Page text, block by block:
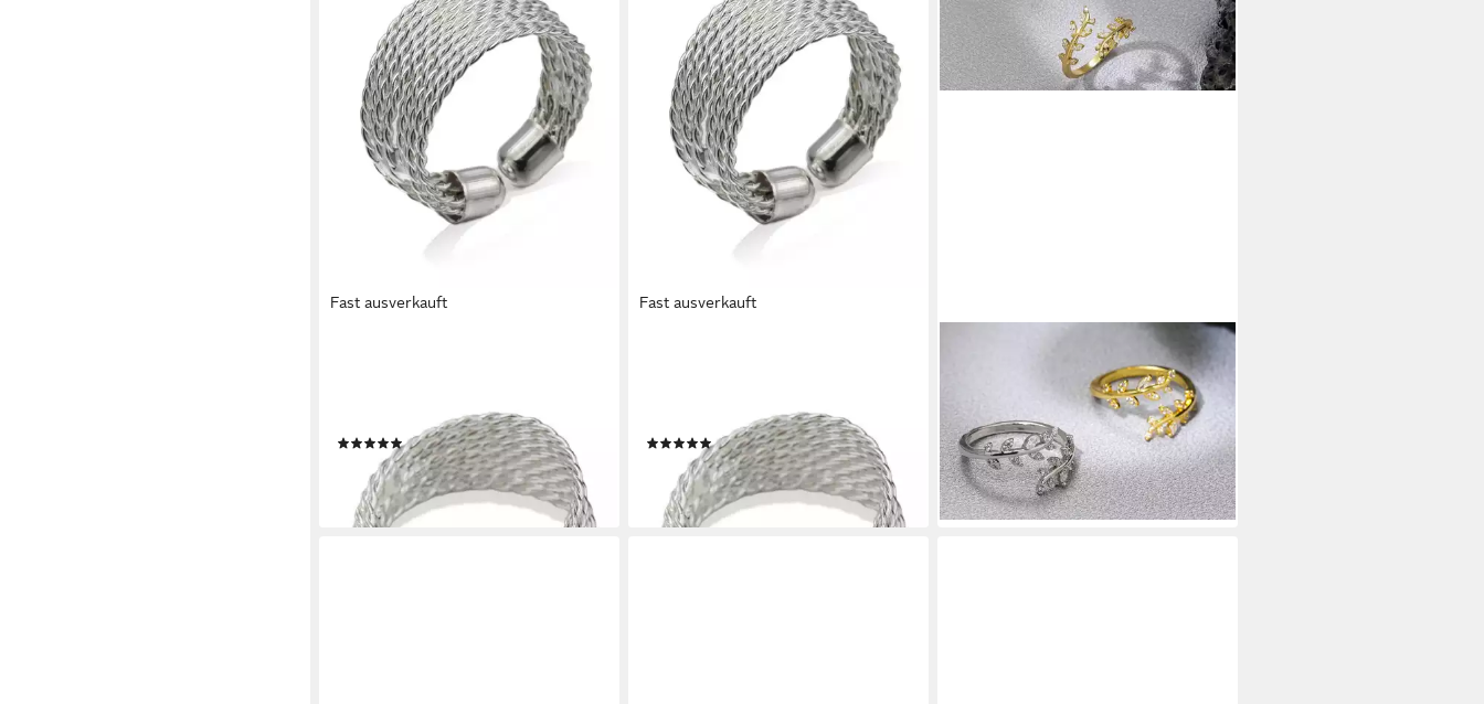
Fast ausverkauft
Größenverstellbar, Made in Germany
(1)
14,99 €
lieferbar - in 6-7 Werktagen bei dir
Fast ausverkauft
Größenverstellbar, Made in Germany
(1)
14,99 €
lieferbar - in 6-7 Werktagen bei dir
Fingerring Eleganter Blätter Ring mit
Zirkonia einstellbar
Olivenbaumzweig, Größenverstellbar
9,90 €
lieferbar - in 4-5 Werktagen bei dir